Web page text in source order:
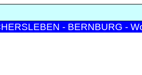
- BERNBURG -